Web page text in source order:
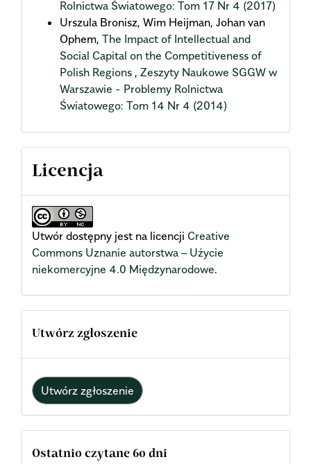
Rolnictwa Światowego: Tom 17 Nr 4 (2017)
Urszula Bronisz, Wim Heijman, Johan van
Ophem, The Impact of Intellectual and
Social Capital on the Competitiveness of
Polish Regions , Zeszyty Naukowe SGGW w
Warszawie - Problemy Rolnictwa
Światowego: Tom 14 Nr 4 (2014)
Licencja
Utwór dostępny jest na licencji Creative
Commons Uznanie autorstwa – Użycie
niekomercyjne 4.0 Międzynarodowe.
Utwórz zgłoszenie
Utwórz zgłoszenie
Ostatnio czytane 60 dni